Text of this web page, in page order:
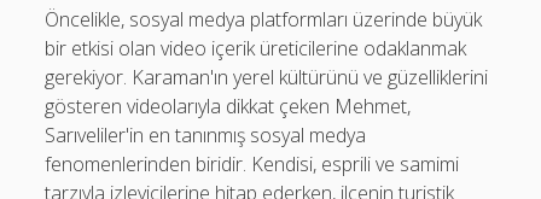
Öncelikle, sosyal medya platformları üzerinde büyük
bir etkisi olan video içerik üreticilerine odaklanmak
gerekiyor. Karaman'ın yerel kültürünü ve güzelliklerini
gösteren videolarıyla dikkat çeken Mehmet,
Sarıveliler'in en tanınmış sosyal medya
fenomenlerinden biridir. Kendisi, esprili ve samimi
tarzıyla izleyicilerine hitap ederken, ilçenin turistik